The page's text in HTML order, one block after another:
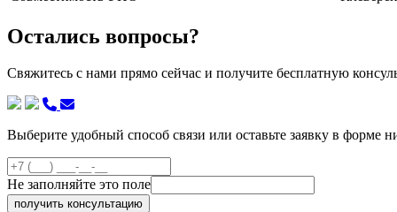
Остались вопросы?
Свяжитесь с нами прямо сейчас и получите бесплатную
Выберите удобный способ связи или оставьте заявку в форме
Не заполняйте это поле
получить консультацию